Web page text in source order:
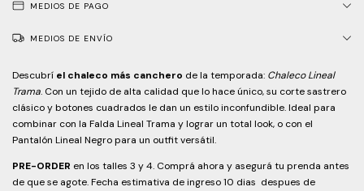
MEDIOS DE PAGO
MEDIOS DE ENVÍO
Descubrí el chaleco más canchero de la temporada: Chaleco Lineal
Trama. Con un tejido de alta calidad que lo hace único, su corte sastrero
clásico y botones cuadrados le dan un estilo inconfundible. Ideal para
combinar con la Falda Lineal Trama y lograr un total look, o con el
Pantalón Lineal Negro para un outfit versátil.
PRE-ORDER en los talles 3 y 4. Comprá ahora y asegurá tu prenda antes
de que se agote. Fecha estimativa de ingreso 10 dias despues de